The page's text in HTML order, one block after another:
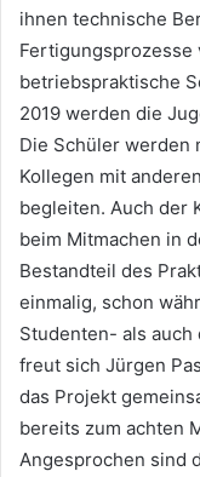
ihnen technische
Fertigungsprozesse
betriebspraktische
2019 werden die
Die Schüler werden
Kollegen mit
begleiten. Auch der
beim Mitmachen in
Bestandteil des
einmalig, schon
Studenten- als auch
freut sich Jürgen
das Projekt
bereits zum achten
Angesprochen sind